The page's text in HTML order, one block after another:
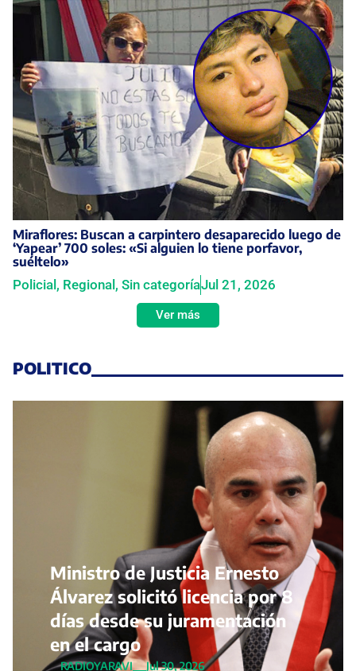
Miraflores: Buscan a carpintero desaparecido luego de
‘Yapear’ 700 soles: «Si alguien lo tiene porfavor,
suéltelo»
Policial, Regional, Sin categoríaJul 21, 2026
Ver más
POLITICO
Ministro de Justicia Ernesto
Álvarez solicitó licencia por 8
días desde su juramentación
en el cargo
RADIOYARAVI Jul 30, 2026